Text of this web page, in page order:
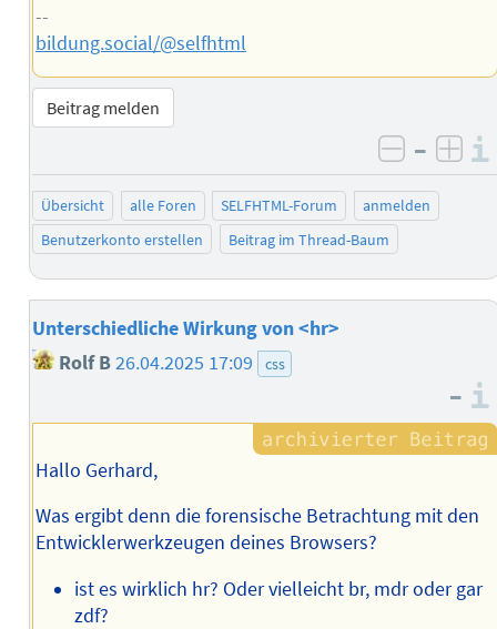
--
bildung.social/@selfhtml
Beitrag melden
negativ
–
Übersicht alle Foren SELFHTML-Forum
anmelden
Benutzerkonto erstellen
Beitrag im Thread-Baum
Unterschiedliche Wirkung von <hr>
Rolf B26.04.2025 17:09 css
–
Hallo Gerhard,
Was ergibt denn die forensische Betrachtung mit den
Entwicklerwerkzeugen deines Browsers?
ist es wirklich hr? Oder vielleicht br, mdr oder gar
zdf?